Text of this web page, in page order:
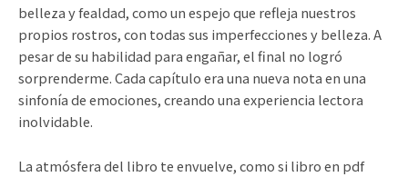
belleza y fealdad, como un espejo que refleja nuestros
propios rostros, con todas sus imperfecciones y belleza. A
pesar de su habilidad para engañar, el final no logró
sorprenderme. Cada capítulo era una nueva nota en una
sinfonía de emociones, creando una experiencia lectora
inolvidable.
La atmósfera del libro te envuelve, como si libro en pdf